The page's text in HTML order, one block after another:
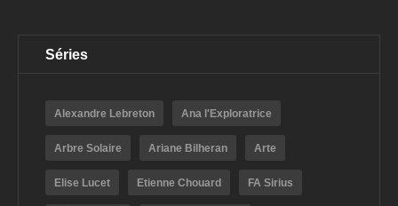
Séries
Alexandre Lebreton Ana l'Exploratrice
Arbre Solaire Ariane Bilheran Arte
Elise Lucet Etienne Chouard FA Sirius